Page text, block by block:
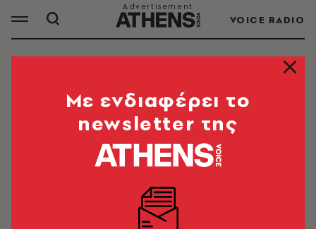
VOICE RADIO
L’OREAL
ΟΛΑ ΤΑ ΑΡΘΡΑ ΤΟΥ TAG
LOOK NEWS
Mε ενδιαφέρει το
newsletter της